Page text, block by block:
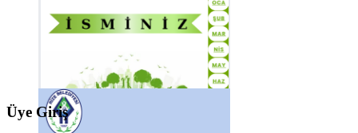
Üye Giriş